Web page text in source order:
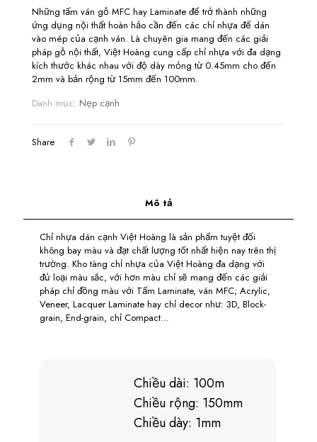
Những tấm ván gỗ MFC hay Laminate để trở thành những
ứng dụng nội thất hoàn hảo cần đến các chỉ nhựa để dán
vào mép của cạnh ván. Là chuyên gia mang đến các giải
pháp gỗ nội thất, Việt Hoàng cung cấp chỉ nhựa với đa dạng
kích thước khác nhau với độ dày mỏng từ 0.45mm cho đến
2mm và bản rộng từ 15mm đến 100mm.
Danh mục: Nẹp cạnh
Share
Mô tả
Chỉ nhựa dán cạnh Việt Hoàng là sản phẩm tuyệt đối
không bay màu và đạt chất lượng tốt nhất hiện nay trên thị
trường. Kho tàng chỉ nhựa của Việt Hoàng đa dạng với
đủ loại màu sắc, với hơn màu chỉ sẽ mang đến các giải
pháp chỉ đồng màu với Tấm Laminate, ván MFC; Acrylic,
Veneer, Lacquer Laminate hay chỉ decor như: 3D, Block-
grain, End-grain, chỉ Compact…
Chiều dài: 100m
Chiều rộng: 150mm
Chiều dày: 1mm